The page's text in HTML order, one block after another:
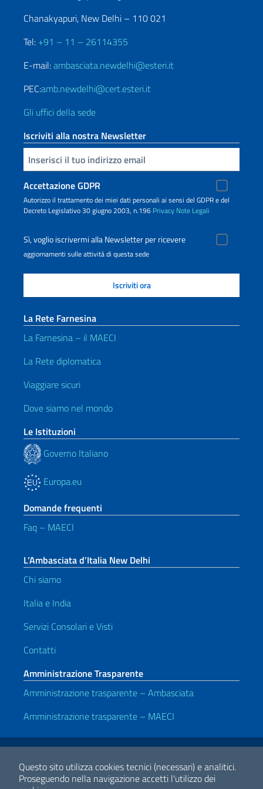
Questo sito utilizza cookies tecnici (necessari) e analitici.
Proseguendo nella navigazione accetti l'utilizzo dei
Chanakyapuri, New Delhi – 110 021
Tel: +91 – 11 – 26114355
E-mail:ambasciata.newdelhi@esteri.it
PEC:amb.newdelhi@cert.esteri.it
Gli uffici della sede
Iscriviti alla nostra Newsletter
Inserisci la tua email
Accettazione GDPR
Autorizzo il trattamento dei miei dati personali ai sensi del GDPR e del
Decreto Legislativo 30 giugno 2003, n.196 Privacy Note Legali
Sì, voglio iscrivermi alla Newsletter per ricevere
aggiornamenti sulle attività di questa sede
La Rete Farnesina
La Farnesina – il MAECI
La Rete diplomatica
Viaggiare sicuri
Dove siamo nel mondo
Le Istituzioni
Governo Italiano
Europa.eu
Domande frequenti
Faq – MAECI
L’Ambasciata d’Italia New Delhi
Chi siamo
Italia e India
Servizi Consolari e Visti
Contatti
Amministrazione Trasparente
Amministrazione trasparente – Ambasciata
Amministrazione trasparente – MAECI
Link Utili